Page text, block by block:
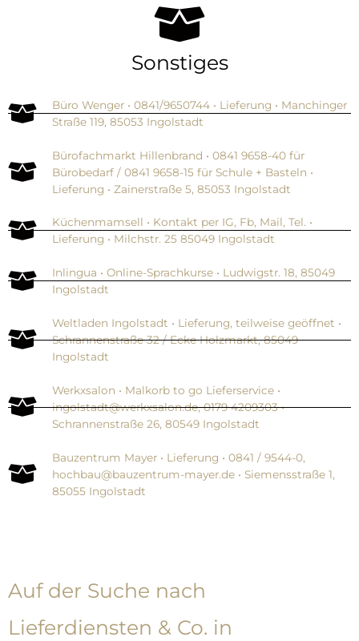
Sonstiges
Büro Wenger • 0841/9650744 • Lieferung • Manchinger
Straße 119, 85053 Ingolstadt
Bürofachmarkt Hillenbrand • 0841 9658-40 für
Bürobedarf / 0841 9658-15 für Schule + Basteln •
Lieferung • Zainerstraße 5, 85053 Ingolstadt
Küchenmamsell • Kontakt per IG, Fb, Mail, Tel. •
Lieferung • Milchstr. 25 85049 Ingolstadt
Inlingua • Online-Sprachkurse • Ludwigstr. 18, 85049
Ingolstadt
Weltladen Ingolstadt • Lieferung, teilweise geöffnet •
Schrannenstraße 32 / Ecke Holzmarkt, 85049
Ingolstadt
Werkxsalon • Malkorb to go Lieferservice •
ingolstadt@werkxsalon.de, 0179 4209303 •
Schrannenstraße 26, 80549 Ingolstadt
Bauzentrum Mayer • Lieferung • 0841 / 9544-0,
hochbau@bauzentrum-mayer.de • Siemensstraße 1,
85055 Ingolstadt
Auf der Suche nach
Lieferdiensten & Co. in